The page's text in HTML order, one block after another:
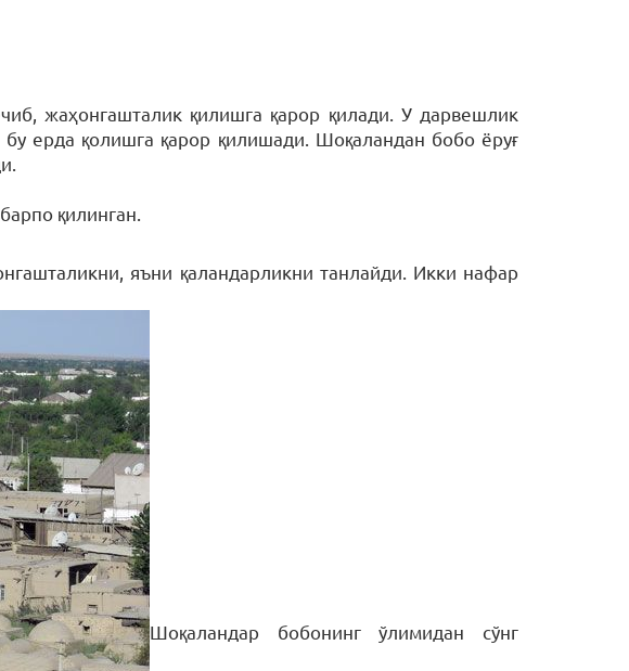
жаҳонгашталик қилишга қарор қилади. У дарвешлик
ерда қолишга қарор қилишади. Шоқаландан бобо ёруғ
қилинган.
яъни қаландарликни танлайди. Икки нафар
Шоқаландар бобонинг ўлимидан сўнг